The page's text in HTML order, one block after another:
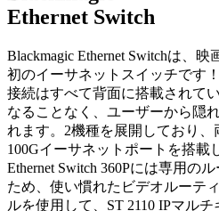
Ethernet Switch
Blackmagic Ethernet Switchは、
初のイーサネットスイッチです
接続はすべて背面に搭載されて
なることなく、ユーザーから隠
れます。2機種を展開しており
100Gイーサネットポートを搭載
Ethernet Switch 360Pには専用の
ため、使い慣れたビデオルーテ
ルを使用して、ST 2110 IPマル